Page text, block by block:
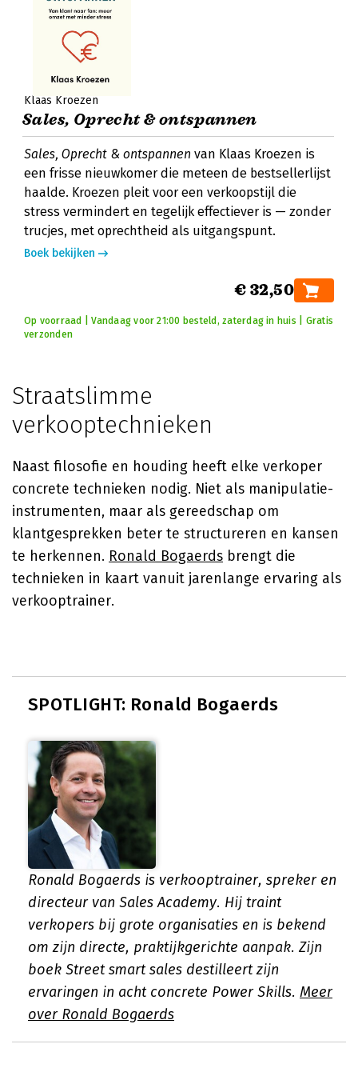
Klaas Kroezen
Sales, Oprecht & ontspannen
Sales, Oprecht & ontspannen van Klaas Kroezen is
een frisse nieuwkomer die meteen de bestsellerlijst
haalde. Kroezen pleit voor een verkoopstijl die
stress vermindert en tegelijk effectiever is — zonder
trucjes, met oprechtheid als uitgangspunt.
Boek bekijken
€ 32,50
Op voorraad | Vandaag voor 21:00 besteld, zaterdag in huis | Gratis
verzonden
Straatslimme
verkooptechnieken
Naast filosofie en houding heeft elke verkoper
concrete technieken nodig. Niet als manipulatie-
instrumenten, maar als gereedschap om
klantgesprekken beter te structureren en kansen
te herkennen. Ronald Bogaerds brengt die
technieken in kaart vanuit jarenlange ervaring als
verkooptrainer.
SPOTLIGHT: Ronald Bogaerds
Ronald Bogaerds is verkooptrainer, spreker en
directeur van Sales Academy. Hij traint
verkopers bij grote organisaties en is bekend
om zijn directe, praktijkgerichte aanpak. Zijn
boek Street smart sales destilleert zijn
ervaringen in acht concrete Power Skills. Meer
over Ronald Bogaerds